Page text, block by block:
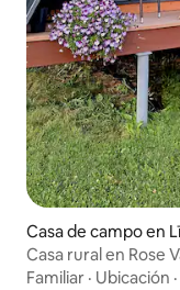
Casa de campo en
Casa rural en Rose
Familiar · Ubicación ·